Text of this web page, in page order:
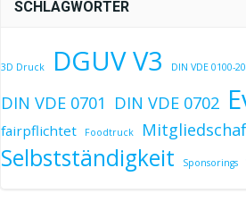
SCHLAGWÖRTER
3D Druck DGUV V3 DIN VDE 0100-
DIN VDE 0701 DIN VDE 0702
fairpflichtet Foodtruck
Selbstständigkeit Sponsorings